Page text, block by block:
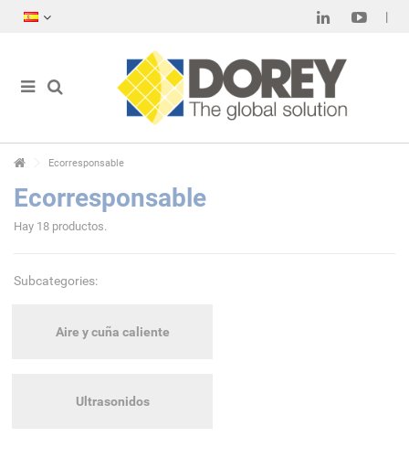
Ecorresponsable
Ecorresponsable
Hay 18 productos.
Subcategories:
Aire y cuña caliente
Ultrasonidos